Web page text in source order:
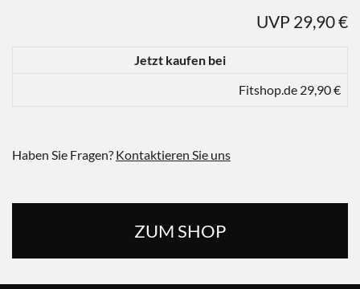
UVP 29,90 €
Jetzt kaufen bei
Fitshop.de 29,90 €
Haben Sie Fragen? Kontaktieren Sie uns
ZUM SHOP